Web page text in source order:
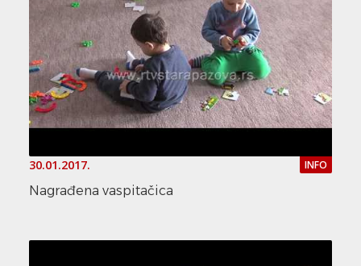
30.01.2017. INFO
Nagrađena vaspitačica